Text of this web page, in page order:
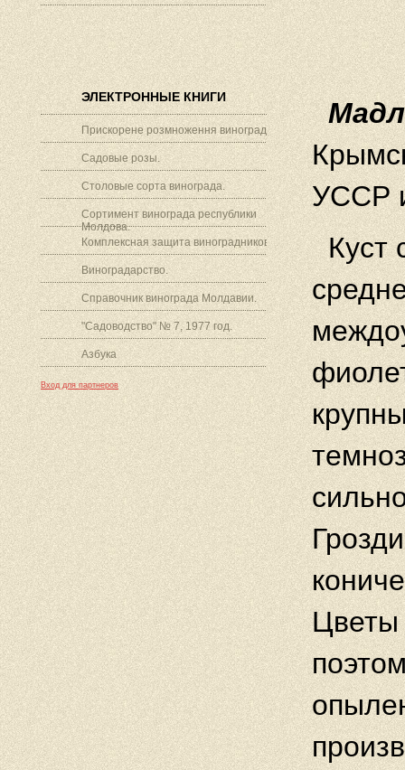
ЭЛЕКТРОННЫЕ КНИГИ
Прискорене розмноження винограду.
Садовые розы.
Столовые сорта винограда.
Сортимент винограда республики
Молдова.
Комплексная защита виноградников.
Виноградарство.
Справочник винограда Молдавии.
"Садоводство" № 7, 1977 год.
Азбука
Вход для партнеров
УССР
Куст
Цветы